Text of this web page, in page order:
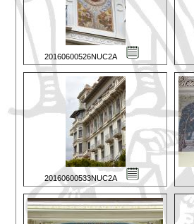
20160600526NUC2A
20160600533NUC2A